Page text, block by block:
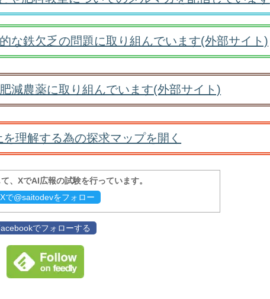
な鉄欠乏の問題に取り組んでいます(外部サイト)
減農薬に取り組んでいます(外部サイト)
を理解する為の探求マップを開く
、XでAI広報の試験を行っています。
Xで@saitodevをフォロー
でフォローする